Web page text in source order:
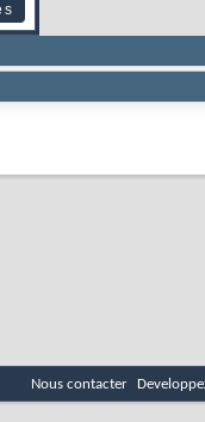
Nous contacter